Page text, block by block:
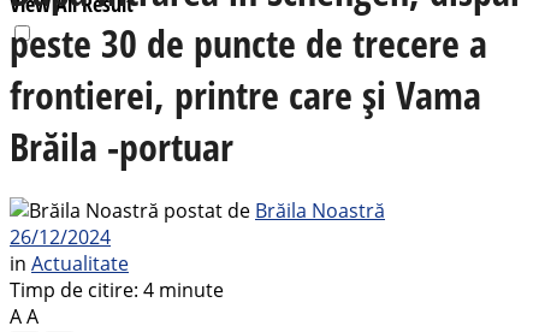
peste 30 de puncte de trecere a
frontierei, printre care și Vama
Brăila -portuar
postat de Brăila Noastră
26/12/2024
in Actualitate
Timp de citire: 4 minute
AA